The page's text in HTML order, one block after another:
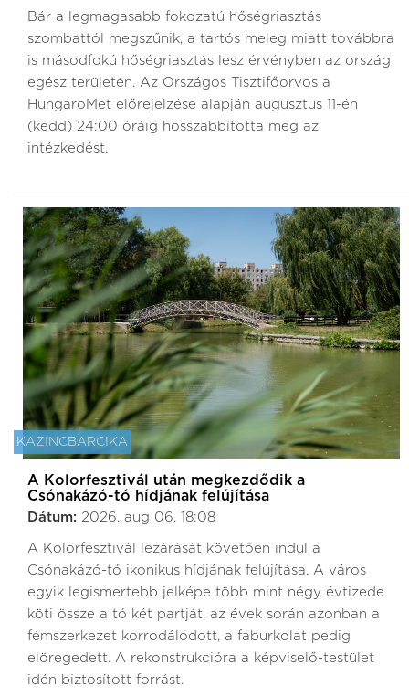
Bár a legmagasabb fokozatú hőségriasztás
szombattól megszűnik, a tartós meleg miatt továbbra
is másodfokú hőségriasztás lesz érvényben az ország
egész területén. Az Országos Tisztifőorvos a
HungaroMet előrejelzése alapján augusztus 11-én
(kedd) 24:00 óráig hosszabbította meg az
intézkedést.
KAZINCBARCIKA
A Kolorfesztivál után megkezdődik a
Csónakázó-tó hídjának felújítása
Dátum: 2026. aug 06. 18:08
A Kolorfesztivál lezárását követően indul a
Csónakázó-tó ikonikus hídjának felújítása. A város
egyik legismertebb jelképe több mint négy évtizede
köti össze a tó két partját, az évek során azonban a
fémszerkezet korrodálódott, a faburkolat pedig
elöregedett. A rekonstrukcióra a képviselő-testület
idén biztosított forrást.